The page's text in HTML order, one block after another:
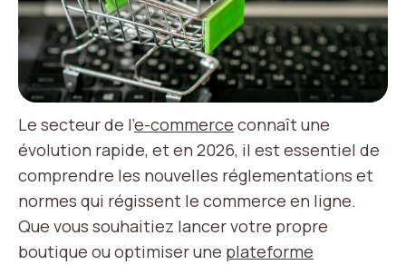
Le secteur de l’e-commerce connaît une
évolution rapide, et en 2026, il est essentiel de
comprendre les nouvelles réglementations et
normes qui régissent le commerce en ligne.
Que vous souhaitiez lancer votre propre
boutique ou optimiser une plateforme